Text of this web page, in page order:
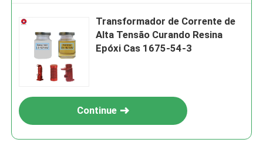
Transformador de Corrente de
Alta Tensão Curando Resina
Epóxi Cas 1675-54-3
Continue